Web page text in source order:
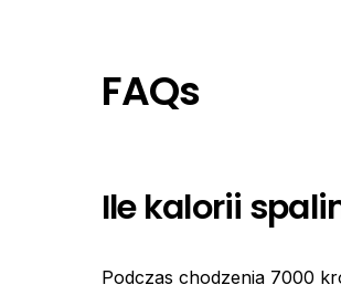
FAQs
Ile kalorii
Podczas chodzenia 7000